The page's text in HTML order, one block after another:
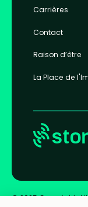
Carrières
Contact
Raison d’être
La Place de
© 2025 Copyright.